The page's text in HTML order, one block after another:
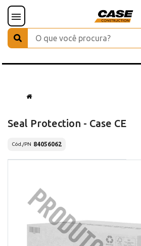
Seal Protection - Case CE
Cód./PN 84056062